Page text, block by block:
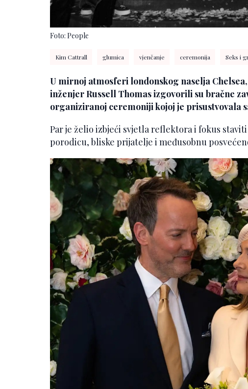
Foto: People
Kim Cattrall glumica vjenčanje ceremonija Seks i
U mirnoj atmosferi londonskog naselja
inženjer Russell Thomas izgovorili su bračne
organiziranoj ceremoniji kojoj je prisustvovala
Par je želio izbjeći svjetla reflektora i fokus
porodicu, bliske prijatelje i međusobnu